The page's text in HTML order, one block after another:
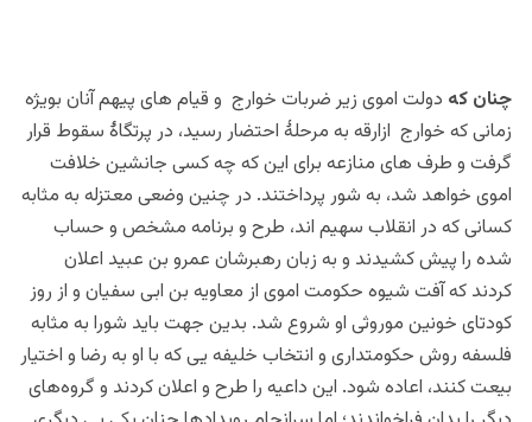
چنان که دولت اموی زیر ضربات خوارج و قیام های پیهم آنان بویژه
زمانی که خوارج ازارقه به مرحلۀ احتضار رسید، در پرتگاۀ سقوط قرار
گرفت و طرف های منازعه برای این که چه کسی جانشین خلافت
اموی خواهد شد، به شور پرداختند. در چنین وضعی معتزله به مثابه
کسانی که در انقلاب سهیم اند، طرح و برنامه مشخص و حساب
شده‌ را پیش کشیدند و به زبان رهبرشان عمرو بن عبید اعلان
کردند که آفت شیوه حکومت اموی از معاویه بن ابی سفیان و از روز
کودتای خونین موروثی او شروع شد. بدین جهت باید شورا به مثابه
فلسفه روش حکومتداری و انتخاب خلیفه‌ یی که با او به رضا و اختیار
بیعت کنند، اعاده شود. این داعیه را طرح و اعلان کردند و گروه‌های